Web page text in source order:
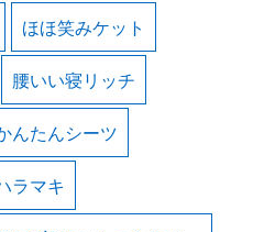
ほほ笑みケット
腰いい寝リッチ
んたんシーツ
ラマキ